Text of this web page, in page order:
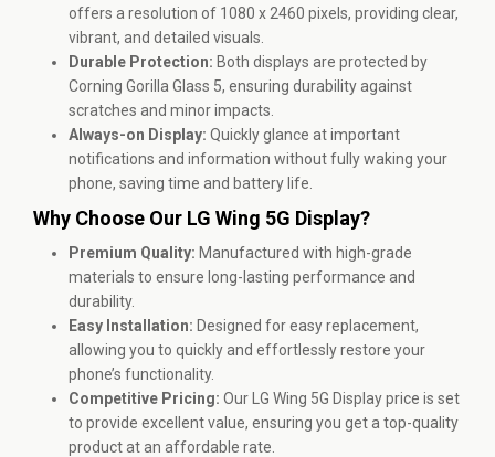
offers a resolution of 1080 x 2460 pixels, providing clear,
vibrant, and detailed visuals.
Durable Protection: Both displays are protected by
Corning Gorilla Glass 5, ensuring durability against
scratches and minor impacts.
Always-on Display: Quickly glance at important
notifications and information without fully waking your
phone, saving time and battery life.
Why Choose Our LG Wing 5G Display?
Premium Quality: Manufactured with high-grade
materials to ensure long-lasting performance and
durability.
Easy Installation: Designed for easy replacement,
allowing you to quickly and effortlessly restore your
phone’s functionality.
Competitive Pricing: Our LG Wing 5G Display price is set
to provide excellent value, ensuring you get a top-quality
product at an affordable rate.